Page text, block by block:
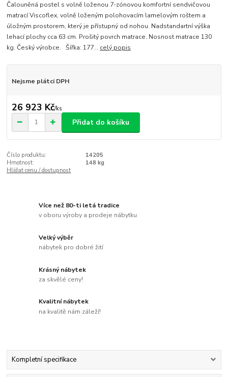
Čalouněná postel s volně loženou 7-zónovou komfortní sendvičovou
matrací Viscoflex, volně loženým polohovacím lamelovým roštem a
úložným prostorem, který je přístupný od nohou. Nadstandartní výška
lehací plochy cca 63 cm. Prošitý povrch matrace. Nosnost matrace 130
kg. Český výrobce. Šířka: 177... celý popis
Nejsme plátci DPH
26 923 Kč/ks
Přidat do košíku
Číslo produktu:
14205
Hmotnost:
148 kg
Hlídat cenu / dostupnost
Více než 80-ti letá tradice
v oboru výroby a prodeje nábytku
Velký výběr
nábytek pro dobré žití
Krásný nábytek
za skvělé ceny!
Kvalitní nábytek
na kvalitě nám záleží!
Kompletní specifikace